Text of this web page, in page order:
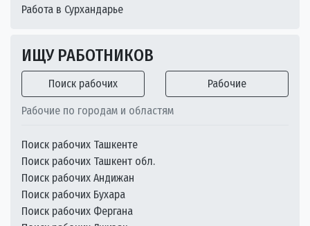
Работа в Сурхандарье
ИЩУ РАБОТНИКОВ
Поиск рабочих Рабочие
Рабочие по городам и областям
Поиск рабочих Ташкенте
Поиск рабочих Ташкент обл.
Поиск рабочих Андижан
Поиск рабочих Бухара
Поиск рабочих Фергана